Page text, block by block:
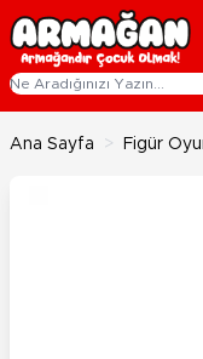
İçeriğe geç
Ana Sayfa > Figür